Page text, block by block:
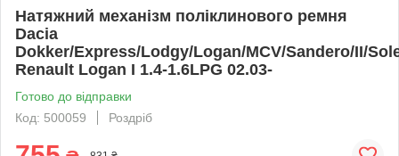
Натяжний механізм поліклинового ремня
Dacia
Dokker/Express/Lodgy/Logan/MCV/Sandero/II/
Renault Logan I 1.4-1.6LPG 02.03-
Готово до відправки
Код: 500059
Роздріб